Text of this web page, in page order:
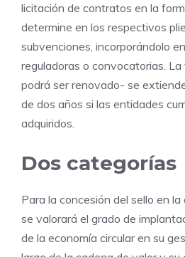
licitación de contratos en la
determine en los respectivos
subvenciones, incorporándolo
reguladoras o convocatorias. La
podrá ser renovado- se
de dos años si las entidades
adquiridos.
Dos categorías
Para la concesión del sello en la
se valorará el grado de
de la economía circular en su